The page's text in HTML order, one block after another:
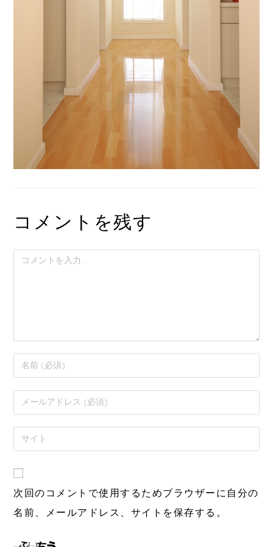
コメントを残す
次回のコメントで使用するためブラウザーに自分の
名前、メールアドレス、サイトを保存する。